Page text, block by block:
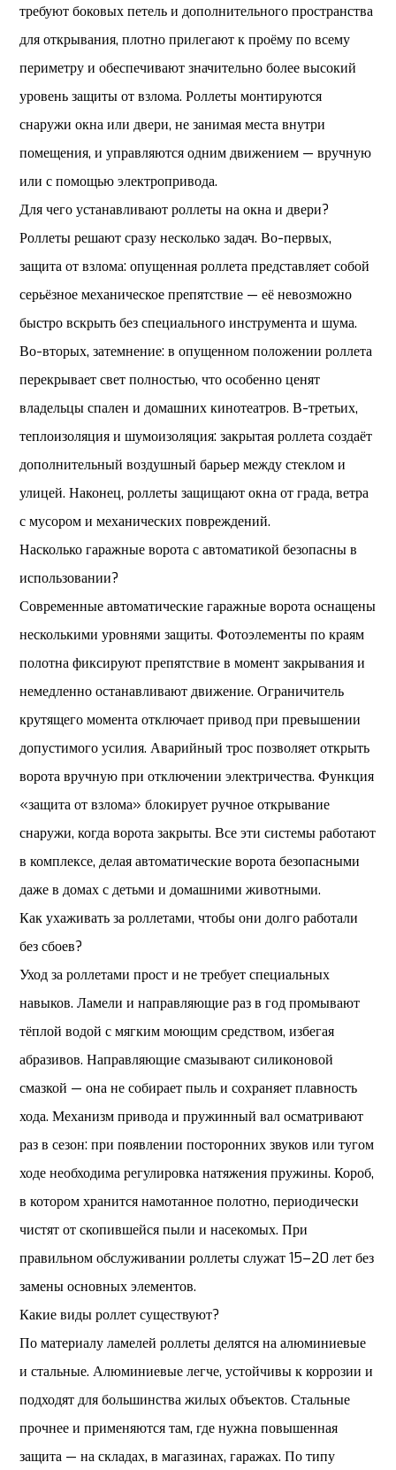
требуют боковых петель и дополнительного пространства
для открывания, плотно прилегают к проёму по всему
периметру и обеспечивают значительно более высокий
уровень защиты от взлома. Роллеты монтируются
снаружи окна или двери, не занимая места внутри
помещения, и управляются одним движением — вручную
или с помощью электропривода.
Для чего устанавливают роллеты на окна и двери?
Роллеты решают сразу несколько задач. Во-первых,
защита от взлома: опущенная роллета представляет собой
серьёзное механическое препятствие — её невозможно
быстро вскрыть без специального инструмента и шума.
Во-вторых, затемнение: в опущенном положении роллета
перекрывает свет полностью, что особенно ценят
владельцы спален и домашних кинотеатров. В-третьих,
теплоизоляция и шумоизоляция: закрытая роллета создаёт
дополнительный воздушный барьер между стеклом и
улицей. Наконец, роллеты защищают окна от града, ветра
с мусором и механических повреждений.
Насколько гаражные ворота с автоматикой безопасны в
использовании?
Современные автоматические гаражные ворота оснащены
несколькими уровнями защиты. Фотоэлементы по краям
полотна фиксируют препятствие в момент закрывания и
немедленно останавливают движение. Ограничитель
крутящего момента отключает привод при превышении
допустимого усилия. Аварийный трос позволяет открыть
ворота вручную при отключении электричества. Функция
«защита от взлома» блокирует ручное открывание
снаружи, когда ворота закрыты. Все эти системы работают
в комплексе, делая автоматические ворота безопасными
даже в домах с детьми и домашними животными.
Как ухаживать за роллетами, чтобы они долго работали
без сбоев?
Уход за роллетами прост и не требует специальных
навыков. Ламели и направляющие раз в год промывают
тёплой водой с мягким моющим средством, избегая
абразивов. Направляющие смазывают силиконовой
смазкой — она не собирает пыль и сохраняет плавность
хода. Механизм привода и пружинный вал осматривают
раз в сезон: при появлении посторонних звуков или тугом
ходе необходима регулировка натяжения пружины. Короб,
в котором хранится намотанное полотно, периодически
чистят от скопившейся пыли и насекомых. При
правильном обслуживании роллеты служат 15–20 лет без
замены основных элементов.
Какие виды роллет существуют?
По материалу ламелей роллеты делятся на алюминиевые
и стальные. Алюминиевые легче, устойчивы к коррозии и
подходят для большинства жилых объектов. Стальные
прочнее и применяются там, где нужна повышенная
защита — на складах, в магазинах, гаражах. По типу